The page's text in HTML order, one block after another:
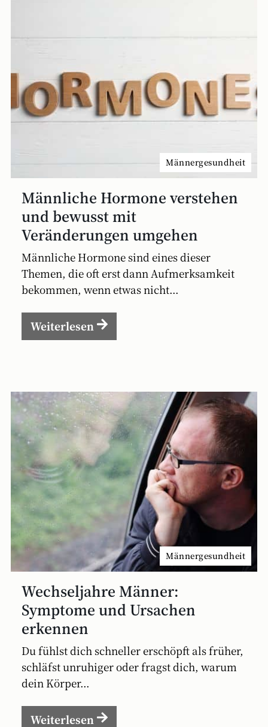
Männergesundheit
Männliche Hormone verstehen
und bewusst mit
Veränderungen umgehen
Männliche Hormone sind eines dieser
Themen, die oft erst dann Aufmerksamkeit
bekommen, wenn etwas nicht...
Weiterlesen
Männergesundheit
Wechseljahre Männer:
Symptome und Ursachen
erkennen
Du fühlst dich schneller erschöpft als früher,
schläfst unruhiger oder fragst dich, warum
dein Körper...
Weiterlesen